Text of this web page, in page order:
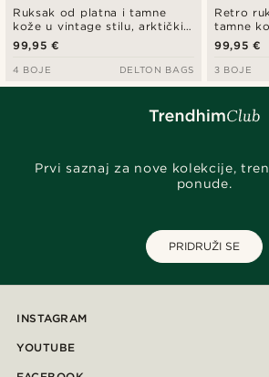
Ruksak od platna i tamne
kože u vintage stilu, arktički
plave boje
99,95 €
4 BOJE DELTON BAGS
Retro
tamne
boji
99,95 €
3 BOJE
Prvi saznaj za nove kolekcije,
ponude.
PRIDRUŽI SE
INSTAGRAM
YOUTUBE